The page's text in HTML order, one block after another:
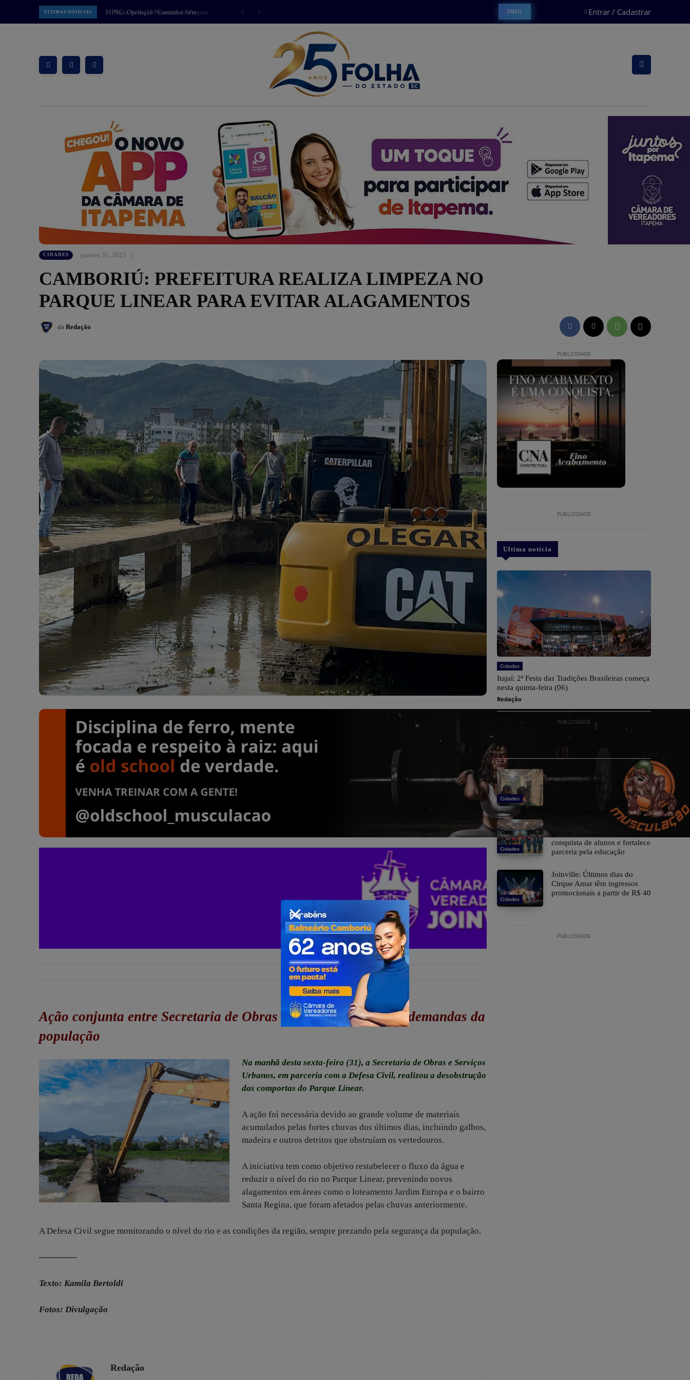
ÚLTIMAS NOTÍCIAS
Barra Velha: Formatura do Projeto
Bombeiro Mirim marca conquista
EMAIL Entrar / Cadastrar
CIDADES janeiro 31, 2025
CAMBORIÚ: PREFEITURA REALIZA LIMPEZA NO
PARQUE LINEAR PARA EVITAR ALAGAMENTOS
da Redação
Ação conjunta entre Secretaria de Obras e Defesa Civil atende demandas da
população
Na manhã desta sexta-feira (31), a Secretaria de Obras e Serviços
Urbanos, em parceria com a Defesa Civil, realizou a desobstrução
das comportas do Parque Linear.
A ação foi necessária devido ao grande volume de materiais
acumulados pelas fortes chuvas dos últimos dias, incluindo galhos,
madeira e outros detritos que obstruíam os vertedouros.
A iniciativa tem como objetivo restabelecer o fluxo da água e
reduzir o nível do rio no Parque Linear, prevenindo novos
alagamentos em áreas como o loteamento Jardim Europa e o bairro
Santa Regina, que foram afetados pelas chuvas anteriormente.
A Defesa Civil segue monitorando o nível do rio e as condições da região, sempre prezando pela segurança da população.
————-
Texto: Kamila Bertoldi
Fotos: Divulgação
Redação
PUBLICIDADE
PUBLICIDADE
Ultima notícia
Cidades
​Itajaí: 2ª Festa das Tradições Brasileiras começa
nesta quinta-feira (06)
Redação
PUBLICIDADE
Cidades
MPSC: Operação “Caminho
Sem Volta” intensifica
combate a facção criminosa na
Cidades
Barra Velha: Formatura do
Projeto Bombeiro Mirim marca
conquista de alunos e fortalece
parceria pela educação
Cidades
Joinville: Últimos dias do
Cirque Amar têm ingressos
promocionais a partir de R$ 40
PUBLICIDADE